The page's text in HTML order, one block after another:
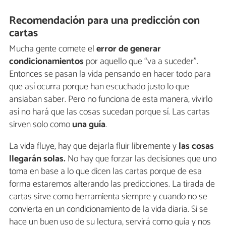
Recomendación para una predicción con
cartas
Mucha gente comete elerror de generar
condicionamientos por aquello que “va a suceder”.
Entonces se pasan la vida pensando en hacer todo para
que así ocurra porque han escuchado justo lo que
ansiaban saber. Pero no funciona de esta manera, vivirlo
así no hará que las cosas sucedan porque sí. Las cartas
sirven solo comouna guía.
La vida fluye, hay que dejarla fluir libremente ylas cosas
llegarán solas.No hay que forzar las decisiones que uno
toma en base a lo que dicen las cartas porque de esa
forma estaremos alterando las predicciones. La tirada de
cartas sirve como herramienta siempre y cuando no se
convierta en un condicionamiento de la vida diaria. Si se
hace un buen uso de su lectura, servirá como guía y nos